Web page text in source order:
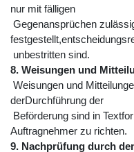
nur mit fälligen
Gegenansprüchen
unbestritten sind.
8. Weisungen und
Weisungen und
derDurchführung der
Beförderung sind in
Auftragnehmer zu richten.
9. Nachprüfung durch